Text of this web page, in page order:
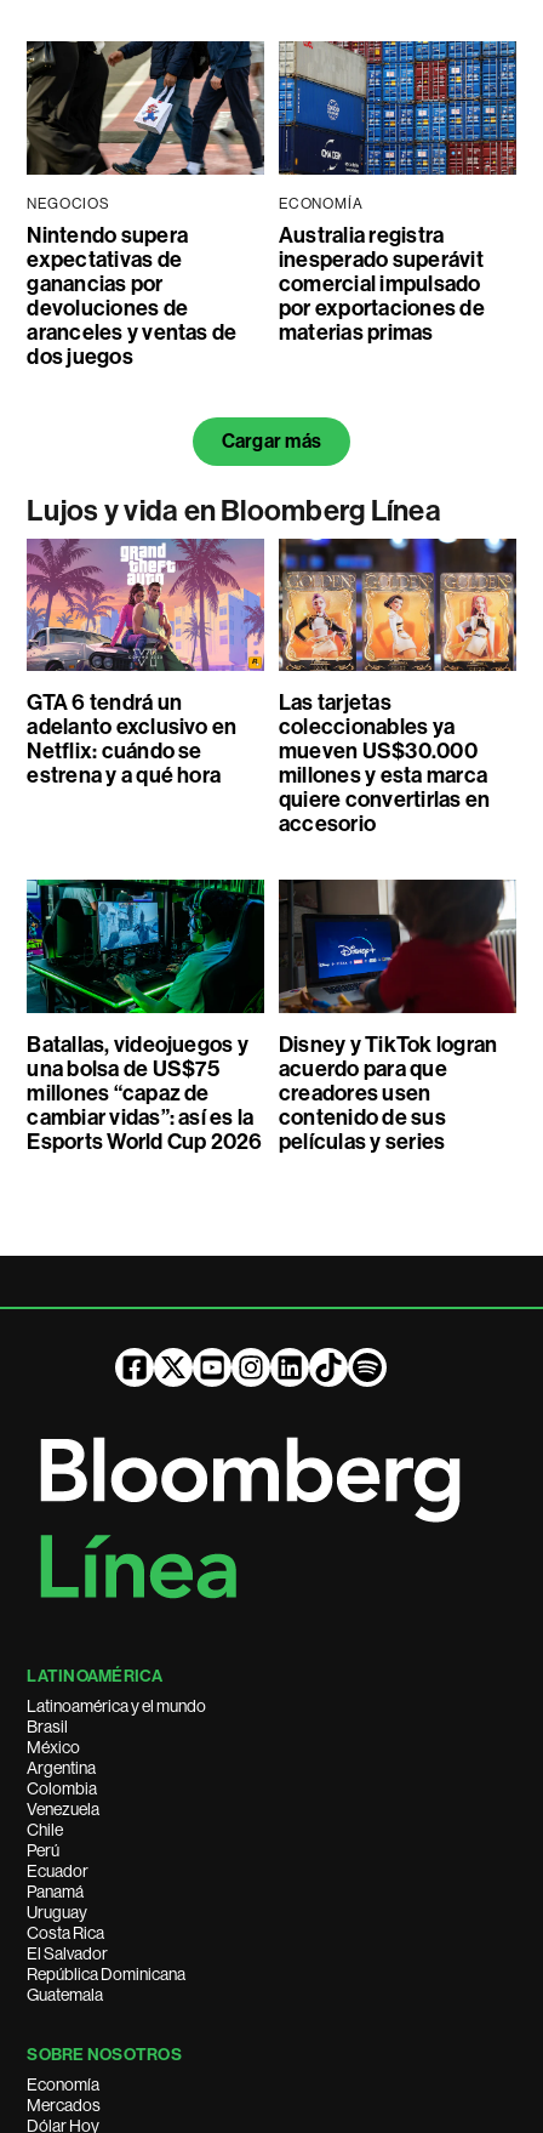
NEGOCIOS
Nintendo supera
expectativas de
ganancias por
devoluciones de
aranceles y ventas de
dos juegos
ECONOMÍA
Australia registra
inesperado superávit
comercial impulsado
por exportaciones de
materias primas
Cargar más
Lujos y vida en Bloomberg Línea
GTA 6 tendrá un
adelanto exclusivo en
Netflix: cuándo se
estrena y a qué hora
Las tarjetas
coleccionables ya
mueven US$30.000
millones y esta marca
quiere convertirlas en
accesorio
Batallas, videojuegos y
una bolsa de US$75
millones “capaz de
cambiar vidas”: así es la
Esports World Cup 2026
Disney y TikTok logran
acuerdo para que
creadores usen
contenido de sus
películas y series
LATINOAMÉRICA
Latinoamérica y el mundo
Brasil
México
Argentina
Colombia
Venezuela
Chile
Perú
Ecuador
Panamá
Uruguay
Costa Rica
El Salvador
República Dominicana
Guatemala
SOBRE NOSOTROS
Economía
Mercados
Dólar Hoy